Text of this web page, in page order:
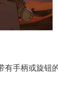
手柄或旋钮的